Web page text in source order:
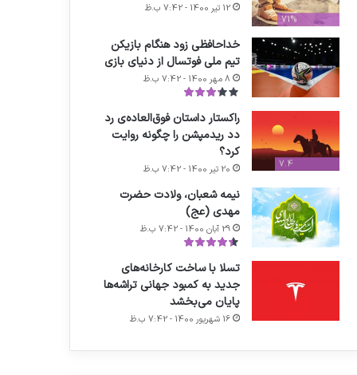
71%
12 تیر 1400 - 7:42 ب.ظ
خداحافظی زود هنگام بازیکن
تیم ملی فوتسال از دنیای بازی
8 مهر 1400 - 7:42 ب.ظ
7.4
راکستار داستان فوق‌العاده‌ی رد
دد ریدمپشن را چگونه روایت
کرد؟
20 تیر 1400 - 7:42 ب.ظ
نیمه شعبان، ولادت حضرت
مهدی (عج)
29 آبان 1400 - 7:42 ب.ظ
تسلا با ساخت کارخانه‌های
جدید به کمبود جهانی تراشه‌ها
پایان می‌بخشد
16 شهریور 1400 - 7:42 ب.ظ